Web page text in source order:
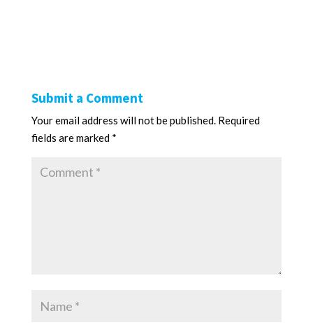
Submit a Comment
Your email address will not be published. Required
fields are marked *